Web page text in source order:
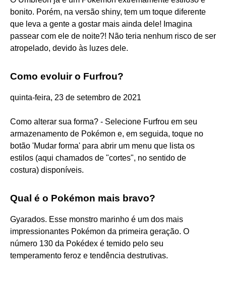
bonito. Porém, na versão shiny, tem um toque diferente
que leva a gente a gostar mais ainda dele! Imagina
passear com ele de noite?! Não teria nenhum risco de ser
atropelado, devido às luzes dele.
Como evoluir o Furfrou?
quinta-feira, 23 de setembro de 2021
Como alterar sua forma? - Selecione Furfrou em seu
armazenamento de Pokémon e, em seguida, toque no
botão 'Mudar forma' para abrir um menu que lista os
estilos (aqui chamados de "cortes", no sentido de
costura) disponíveis.
Qual é o Pokémon mais bravo?
Gyarados. Esse monstro marinho é um dos mais
impressionantes Pokémon da primeira geração. O
número 130 da Pokédex é temido pelo seu
temperamento feroz e tendência destrutivas.